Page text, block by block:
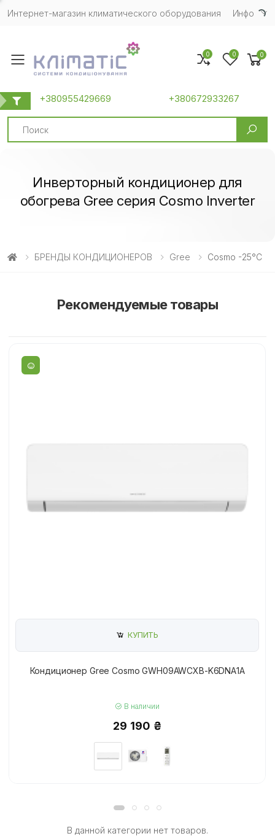
Интернет-магазин климатического оборудования Инфо
Toggle mobile menu
+380955429669 +380672933267
Search
0 0 0
Инверторный кондиционер для
обогрева Gree серия Cosmo Inverter
БРЕНДЫ КОНДИЦИОНЕРОВ Gree Cosmo -25°C
Рекомендуемые товары
КУПИТЬ
Кондиционер Gree Cosmo GWH09AWCXB-K6DNA1A
В наличии
29 190 ₴
В данной категории нет товаров.